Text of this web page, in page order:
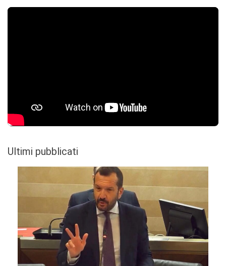
Ultimi pubblicati